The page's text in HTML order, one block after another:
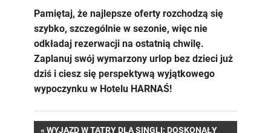
Pamiętaj, że najlepsze oferty rozchodzą się
szybko, szczególnie w sezonie, więc nie
odkładaj rezerwacji na ostatnią chwilę.
Zaplanuj swój wymarzony urlop bez dzieci już
dziś i ciesz się perspektywą wyjątkowego
wypoczynku w Hotelu HARNAŚ!
PREVIOUS
WYJAZD W TATRY DLA SINGLI: DOSKONAŁY